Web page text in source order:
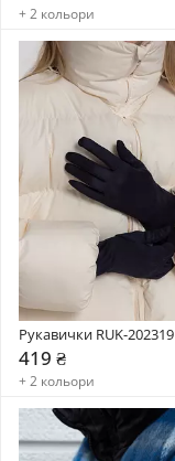
+ 2 кольори
Рукавички RUK-202319
419 ₴
+ 2 кольори